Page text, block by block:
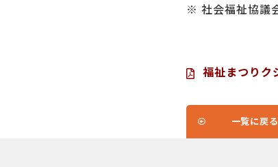
※ 社会福祉協議
福祉まつりク
一覧に戻る